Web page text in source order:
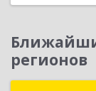
регионов